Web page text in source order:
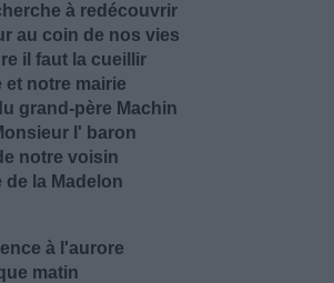
à redécouvrir
au coin de nos vies
il faut la cueillir
et notre mairie
grand-père Machin
l' baron
notre voisin
de la Madelon
à l'aurore
matin